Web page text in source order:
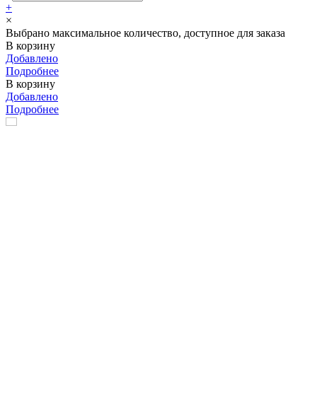
+
×
Выбрано максимальное количество, доступное для заказа
В корзину
Добавлено
Подробнее
В корзину
Добавлено
Подробнее